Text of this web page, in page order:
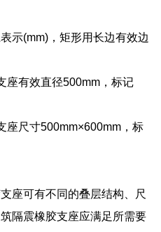
示(mm)，矩形用长边有效边
座有效直径500mm，标记
座尺寸500mm×600mm，标
座可有不同的叠层结构、尺
隔震橡胶支座应满足所需要